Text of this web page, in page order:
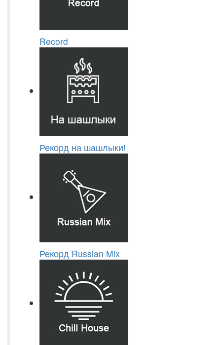
Record
Рекорд на шашлыки!
Рекорд Russian Mix